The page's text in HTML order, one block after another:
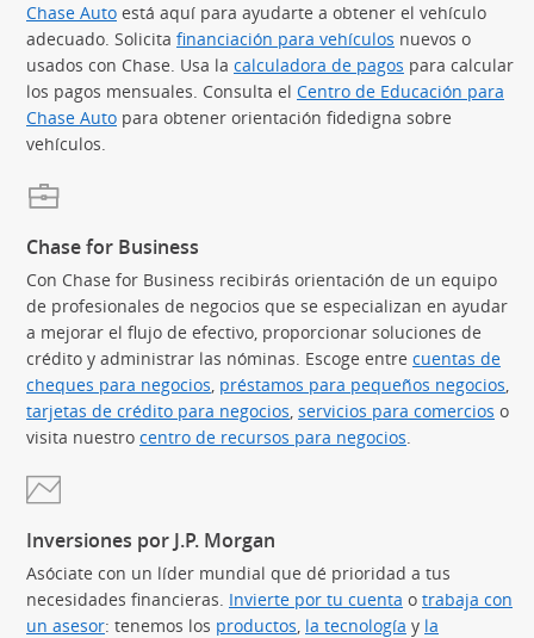
Chase Auto (Se abre en superposición)
está aquí para ayudarte a obtener el vehículo
adecuado. Solicita financiación para vehículos (Se abre en
nuevos o
usados con Chase. Usa la calculadora de pagos (Se abre en
para calcular
los pagos mensuales. Consulta el Centro de Educación para
Chase Auto (Se abre en superposición)
para obtener orientación fidedigna sobre
vehículos.
Chase for Business
Con Chase for Business recibirás orientación de un equipo
de profesionales de negocios que se especializan en ayudar
a mejorar el flujo de efectivo, proporcionar soluciones de
crédito y administrar las nóminas. Escoge entre cuentas de
cheques para negocios préstamos para pequeños negocios
tarjetas de crédito para negocios (Se abre en superposición)
servicios para comercios (Se
o
visita nuestro centro de recursos para negocios
Inversiones por J.P. Morgan
Asóciate con un líder mundial que dé prioridad a tus
necesidades financieras. Invierte por tu cuenta (Se abre en
o trabaja con
un asesor(Se abre en superposición)
: tenemos los productos (Se abre en superposición)
la tecnología (Se abre en
y la